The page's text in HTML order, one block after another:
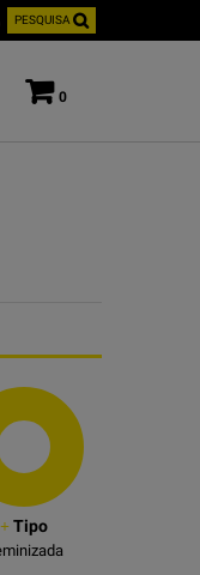
PESQUISA
0
Tipo